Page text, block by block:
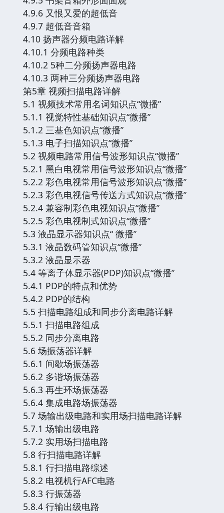
4.9.6 又恨又爱的超低音
4.9.7 超低音音箱
4.10 扬声器分频电路详解
4.10.1 分频电路种类
4.10.2 5种二分频扬声器电路
4.10.3 两种三分频扬声器电路
第5章 视频扫描电路详解
5.1 视频技术常用名词知识点“微播”
5.1.1 视觉特性基础知识点“微播”
5.1.2 三基色知识点“微播”
5.1.3 电子扫描知识点“微播”
5.2 视频电路常用信号波形知识点“微播”
5.2.1 黑白电视常用信号波形知识点“微播”
5.2.2 彩色电视常用信号波形知识点“微播”
5.2.3 彩色电视信号传送方式知识点“微播”
5.2.4 兼容制彩色电视知识点“微播”
5.2.5 彩色电视制式知识点“微播”
5.3 液晶显示器知识点“ 微播”
5.3.1 液晶数码管知识点“微播”
5.3.2 液晶显示器
5.4 等离子体显示器(PDP)知识点“微播”
5.4.1 PDP的特点和优势
5.4.2 PDP的结构
5.5 扫描电路组成和同步分离电路详解
5.5.1 扫描电路组成
5.5.2 同步分离电路
5.6 场振荡器详解
5.6.1 间歇场振荡器
5.6.2 多谐场振荡器
5.6.3 再生环场振荡器
5.6.4 集成电路场振荡器
5.7 场输出级电路和实用场扫描电路详解
5.7.1 场输出级电路
5.7.2 实用场扫描电路
5.8 行扫描电路详解
5.8.1 行扫描电路综述
5.8.2 电视机行AFC电路
5.8.3 行振荡器
5.8.4 行输出级电路